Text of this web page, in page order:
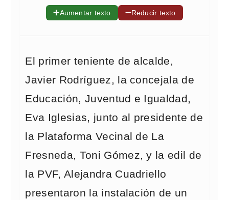
➕Aumentar texto ➖Reducir texto
El primer teniente de alcalde,
Javier Rodríguez, la concejala de
Educación, Juventud e Igualdad,
Eva Iglesias, junto al presidente de
la Plataforma Vecinal de La
Fresneda, Toni Gómez, y la edil de
la PVF, Alejandra Cuadriello
presentaron la instalación de un